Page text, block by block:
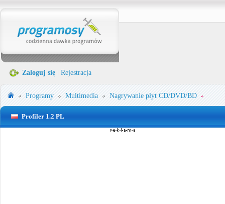
Zaloguj się Rejestracja
Programy Multimedia Nagrywanie płyt CD/DVD/BD
Profiler 1.2 PL